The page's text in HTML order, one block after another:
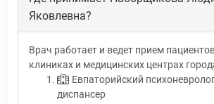
Яковлевна?
Врач работает и ведет прием
клиниках и медицинских центрах
Евпаторийский
диспансер